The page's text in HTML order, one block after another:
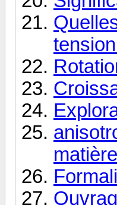
matière